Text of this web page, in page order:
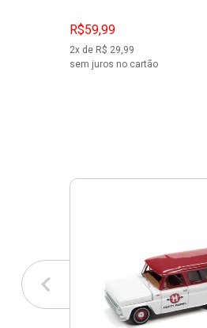
R$59,99
2x de R$ 29,99
sem juros no cartão